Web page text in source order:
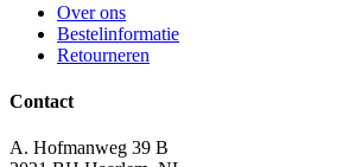
Over ons
Bestelinformatie
Retourneren
Contact
A. Hofmanweg 39 B